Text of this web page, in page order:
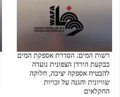
רשות המים: הסדרת אספקת המים
בבקעת הירדן הצפונית נועדה
להבטיח אספקה יציבה, חלוקה
שוויונית והגנה על זכויות
החקלאים